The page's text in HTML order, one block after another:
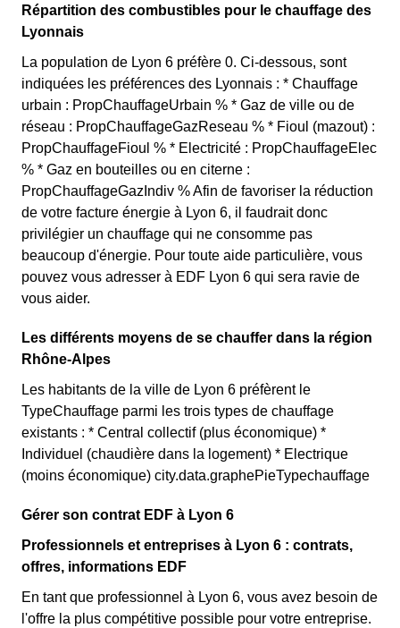
Répartition des combustibles pour le chauffage des
Lyonnais
La population de Lyon 6 préfère 0. Ci-dessous, sont
indiquées les préférences des Lyonnais : * Chauffage
urbain : PropChauffageUrbain % * Gaz de ville ou de
réseau : PropChauffageGazReseau % * Fioul (mazout) :
PropChauffageFioul % * Electricité : PropChauffageElec
% * Gaz en bouteilles ou en citerne :
PropChauffageGazIndiv % Afin de favoriser la réduction
de votre facture énergie à Lyon 6, il faudrait donc
privilégier un chauffage qui ne consomme pas
beaucoup d'énergie. Pour toute aide particulière, vous
pouvez vous adresser à EDF Lyon 6 qui sera ravie de
vous aider.
Les différents moyens de se chauffer dans la région
Rhône-Alpes
Les habitants de la ville de Lyon 6 préfèrent le
TypeChauffage parmi les trois types de chauffage
existants : * Central collectif (plus économique) *
Individuel (chaudière dans la logement) * Electrique
(moins économique) city.data.graphePieTypechauffage
Gérer son contrat EDF à Lyon 6
Professionnels et entreprises à Lyon 6 : contrats,
offres, informations EDF
En tant que professionnel à Lyon 6, vous avez besoin de
l'offre la plus compétitive possible pour votre entreprise.